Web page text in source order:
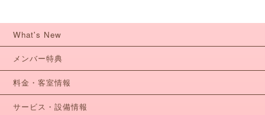
What's New
メンバー特典
料金・客室情報
サービス・設備情報